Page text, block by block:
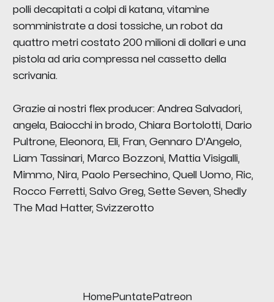
polli decapitati a colpi di katana, vitamine
somministrate a dosi tossiche, un robot da
quattro metri costato 200 milioni di dollari e una
pistola ad aria compressa nel cassetto della
scrivania.
Grazie ai nostri flex producer: Andrea Salvadori,
angela, Baiocchi in brodo, Chiara Bortolotti, Dario
Pultrone, Eleonora, Eli, Fran, Gennaro D'Angelo,
Liam Tassinari, Marco Bozzoni, Mattia Visigalli,
Mimmo, Nira, Paolo Persechino, Quell Uomo, Ric,
Rocco Ferretti, Salvo Greg, Sette Seven, Shedly
The Mad Hatter, Svizzerotto
Home Puntate Patreon